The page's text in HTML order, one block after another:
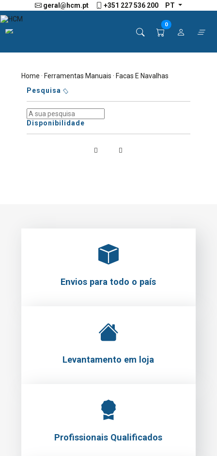
geral@hcm.pt +351 227 536 200 PT
0
Home ·Ferramentas Manuais · Facas E Navalhas
Pesquisa
Disponibilidade
Envios para todo o país
Levantamento em loja
Profissionais Qualificados